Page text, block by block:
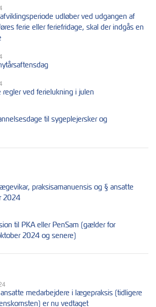
udløber ved udgangen af
ferie eller feriefridage, skal der indgås en
ved ferielukning i julen
til sygeplejersker og
praksisamanuensis og § ansatte
2024
til PKA eller PenSam (gælder for
2024 og senere)
medarbejdere i lægepraksis (tidligere
er nu vedtaget